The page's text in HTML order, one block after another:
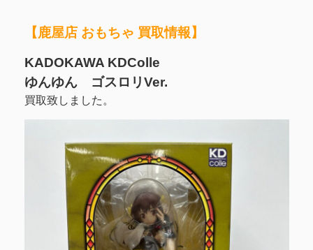
【鹿屋店 おもちゃ 買取情報】
KADOKAWA KDColle
ゆんゆん ゴスロリVer.
買取致しました。